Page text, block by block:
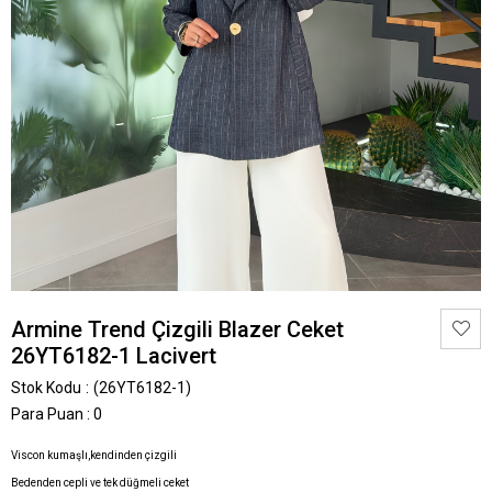
Armine Trend Çizgili Blazer Ceket
26YT6182-1 Lacivert
Stok Kodu
(26YT6182-1)
Para Puan : 0
Viscon kumaşlı,kendinden çizgili
Bedenden cepli ve tek düğmeli ceket